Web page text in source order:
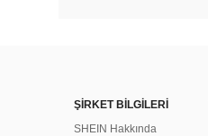
ŞİRKET BİLGİLERİ
SHEIN Hakkında